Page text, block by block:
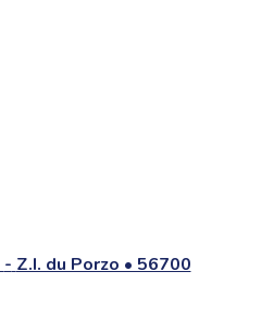
- Z.I. du Porzo • 56700